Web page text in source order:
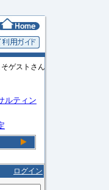
ゲストさん
ルティン
ログイン